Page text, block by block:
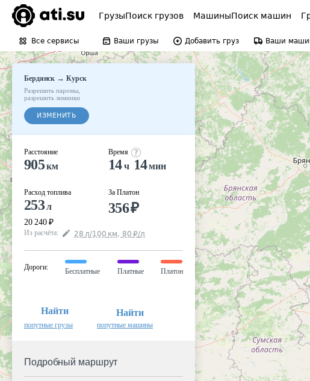
ГрузыПоиск грузов МашиныПоиск машин
Все сервисы Ваши грузы Добавить груз Ваши
Бердянск → Курск
Разрешить паромы
разрешить зимники
ИЗМЕНИТЬ
Расстояние
905км
Расход топлива
253л
20 240 ₽
Время
14ч 14мин
За Платон
356₽
Из расчёта: 28 л/100 км, 80 ₽/л
Дороги:
Бесплатные Платные Платон
Найти
попутные грузы
Найти
попутные машины
Подробный маршрут